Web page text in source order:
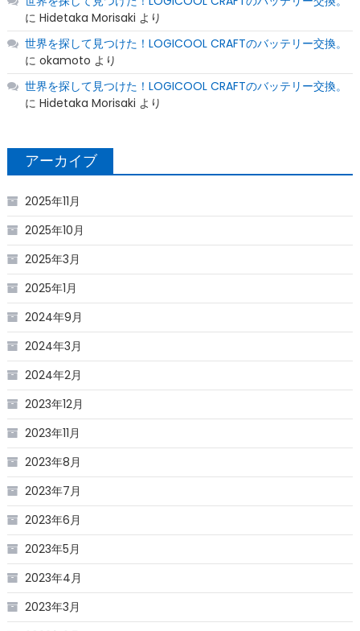
に Hidetaka Morisaki より
世界を探して見つけた！LOGICOOL CRAFTのバッテリー交換。
に okamoto より
世界を探して見つけた！LOGICOOL CRAFTのバッテリー交換。
に Hidetaka Morisaki より
アーカイブ
2025年11月
2025年10月
2025年3月
2025年1月
2024年9月
2024年3月
2024年2月
2023年12月
2023年11月
2023年8月
2023年7月
2023年6月
2023年5月
2023年4月
2023年3月